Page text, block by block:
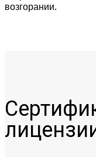
возгорании.